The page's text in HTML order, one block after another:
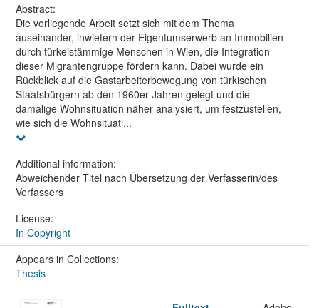
Abstract:
Die vorliegende Arbeit setzt sich mit dem Thema
auseinander, inwiefern der Eigentumserwerb an Immobilien
durch türkeistämmige Menschen in Wien, die Integration
dieser Migrantengruppe fördern kann. Dabei wurde ein
Rückblick auf die Gastarbeiterbewegung von türkischen
Staatsbürgern ab den 1960er-Jahren gelegt und die
damalige Wohnsituation näher analysiert, um festzustellen,
wie sich die Wohnsituati...
Additional information:
Abweichender Titel nach Übersetzung der Verfasserin/des
Verfassers
License:
In Copyright
Appears in Collections:
Thesis